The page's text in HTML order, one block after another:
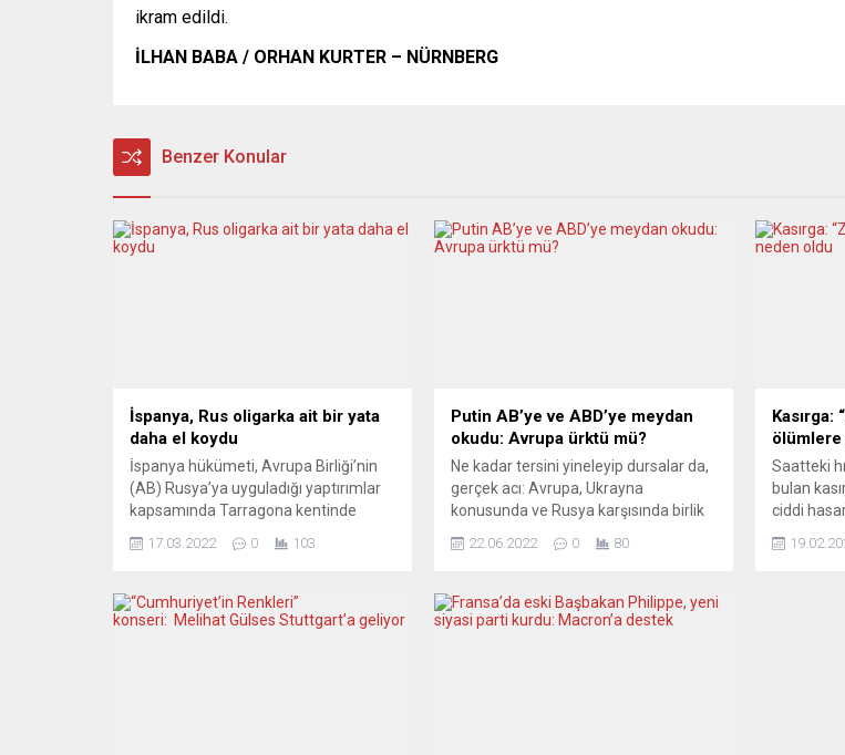
ikram edildi.
İLHAN BABA / ORHAN KURTER – NÜRNBERG
Benzer Konular
İspanya, Rus oligarka ait bir yata
daha el koydu
İspanya hükümeti, Avrupa Birliği’nin
(AB) Rusya’ya uyguladığı yaptırımlar
kapsamında Tarragona kentinde
olduğu belirtilen bir yata daha el
Bakanlığı, Tarragona’da bugünkü
olayla birlikte son 3 günde İspanya’da
17.03.2022 0 103
Putin AB’ye ve ABD’ye meydan
okudu: Avrupa ürktü mü?
Ne kadar tersini yineleyip dursalar da,
gerçek acı: Avrupa, Ukrayna
konusunda ve Rusya karşısında birlik
İngiltere (daha doğrusu Büyük
gruplaşmaya gidiyor. Boris Johnson’ın
öncülüğünü yapmaya çalıştığı, kayıtsız
22.06.2022 0 80
Kasırga:
Saatteki
bulan
ciddi
etkisi